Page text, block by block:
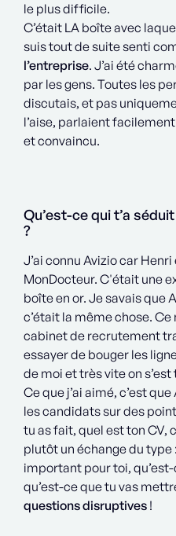
le plus difficile.
C’était LA boîte avec
suis tout de suite senti
l’entreprise. J’ai été
par les gens. Toutes les
discutais, et pas
l’aise, parlaient
et convaincu.
Qu’est-ce qui t’a
?
J’ai connu Avizio car
MonDocteur. C'était une
boîte en or. Je savais que
c’était la même chose. Ce
cabinet de recrutement
essayer de bouger les
de moi et très vite on
Ce que j’ai aimé, c’est
les candidats sur des
tu as fait, quel est ton CV,
plutôt un échange du type
important pour toi,
qu’est-ce que tu vas
questions disruptives !